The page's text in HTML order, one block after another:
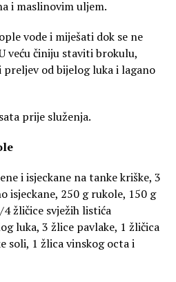
i maslinovim uljem.
vode i miješati dok se ne
veću činiju staviti brokulu,
preljev od bijelog luka i lagano
prije služenja.
i isjeckane na tanke kriške, 3
isjeckane, 250 g rukole, 150 g
žličice svježih listića
luka, 3 žlice pavlake, 1 žličica
soli, 1 žlica vinskog octa i